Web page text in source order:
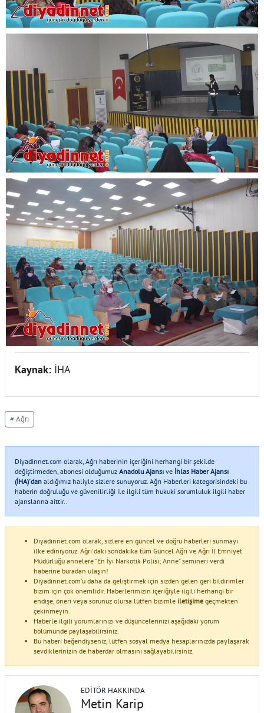
Kaynak: İHA
# Ağrı
Diyadinnet.com olarak, Ağrı haberinin içeriğini herhangi bir şekilde
değiştirmeden, abonesi olduğumuz Anadolu Ajansı ve İhlas Haber Ajansı
(İHA)'dan aldığımız haliyle sizlere sunuyoruz. Ağrı Haberleri kategorisindeki bu
haberin doğruluğu ve güvenilirliği ile ilgili tüm hukuki sorumluluk ilgili haber
ajanslarına aittir..
Diyadinnet.com olarak, sizlere en güncel ve doğru haberleri sunmayı
ilke ediniyoruz. Ağrı'daki sondakika tüm Güncel Ağrı ve Ağrı İl Emniyet
Müdürlüğü annelere "En İyi Narkotik Polisi; Anne" semineri verdi
haberine buradan ulaşın!
Diyadinnet.com'u daha da geliştirmek için sizden gelen geri bildirimler
bizim için çok önemlidir. Haberlerimizin içeriğiyle ilgili herhangi bir
endişe, öneri veya sorunuz olursa lütfen bizimle iletişime geçmekten
çekinmeyin.
Haberle ilgili yorumlarınızı ve düşüncelerinizi aşağıdaki yorum
bölümünde paylaşabilirsiniz.
Bu haberi beğendiyseniz, lütfen sosyal medya hesaplarınızda paylaşarak
sevdiklerinizin de haberdar olmasını sağlayabilirsiniz.
EDITÖR HAKKINDA
Metin Karip